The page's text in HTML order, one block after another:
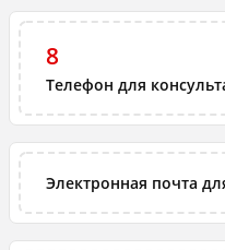
8
Телефон для
Электронная почта